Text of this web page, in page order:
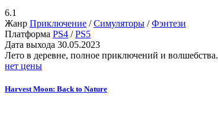
6.1
Жанр Приключение /Симуляторы /Фэнтези
Платформа PS4 /PS5
Дата выхода 30.05.2023
Лето в деревне, полное приключений и волшебства.
нет цены
Harvest Moon: Back to Nature